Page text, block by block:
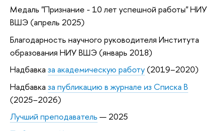
Медаль "Признание - 10 лет успешной работы" НИУ
ВШЭ (апрель 2025)
Благодарность научного руководителя Института
образования НИУ ВШЭ (январь 2018)
Надбавка за академическую работу(2019–2020)
Надбавка за публикацию в журнале из Списка B
(2025–2026)
Лучший преподаватель — 2025